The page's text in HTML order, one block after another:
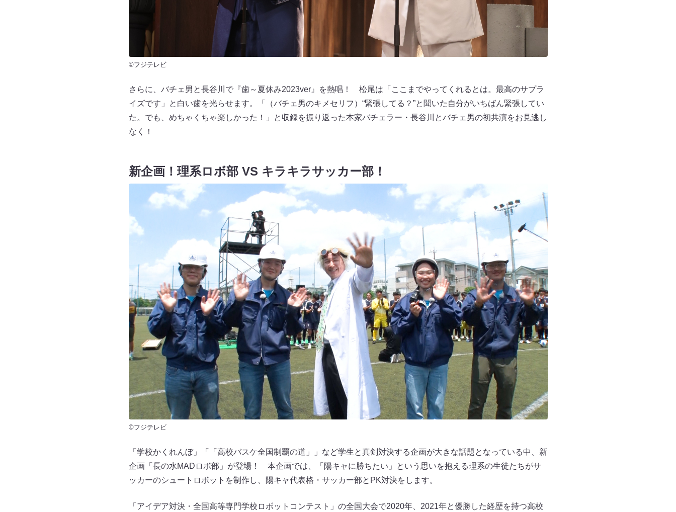
©フジテレビ
さらに、バチェ男と長谷川で『歯～夏休み2023ver』を熱唱！ 松尾は「ここまでやってくれるとは。最高のサプラ
イズです」と白い歯を光らせます。「（バチェ男のキメセリフ）“緊張してる？”と聞いた自分がいちばん緊張してい
た。でも、めちゃくちゃ楽しかった！」と収録を振り返った本家バチェラー・長谷川とバチェ男の初共演をお見逃し
なく！
新企画！理系ロボ部 VS キラキラサッカー部！
©フジテレビ
「学校かくれんぼ」「「高校バスケ全国制覇の道」」など学生と真剣対決する企画が大きな話題となっている中、新
企画「長の水MADロボ部」が登場！ 本企画では、「陽キャに勝ちたい」という思いを抱える理系の生徒たちがサ
ッカーのシュートロボットを制作し、陽キャ代表格・サッカー部とPK対決をします。
「アイデア対決・全国高等専門学校ロボットコンテスト」の全国大会で2020年、2021年と優勝した経歴を持つ高校